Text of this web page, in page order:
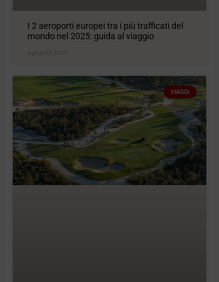
I 2 aeroporti europei tra i più trafficati del
mondo nel 2025: guida al viaggio
Aprile 15, 2026
VIAGGI